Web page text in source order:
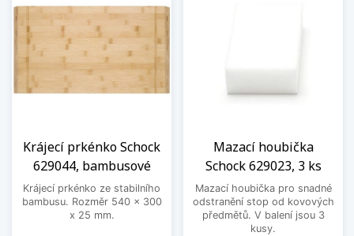
Krájecí prkénko Schock
629044, bambusové
Krájecí prkénko ze stabilního
bambusu. Rozměr 540 x 300
x 25 mm.
Mazací houbička
Schock 629023, 3 ks
Mazací houbička pro snadné
odstranění stop od kovových
předmětů. V balení jsou 3
kusy.